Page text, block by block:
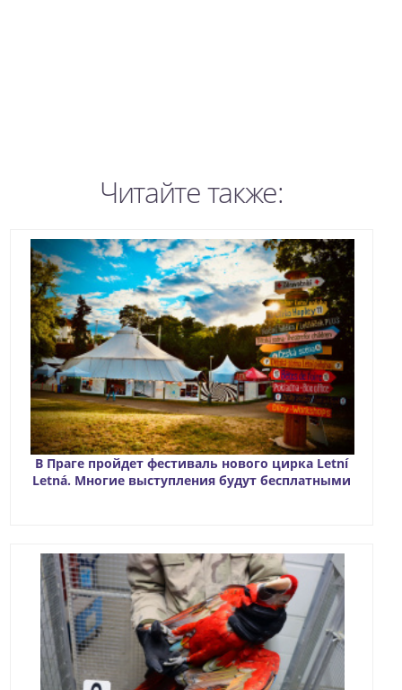
Читайте также:
В Праге пройдет фестиваль нового цирка Letní
Letná. Многие выступления будут бесплатными